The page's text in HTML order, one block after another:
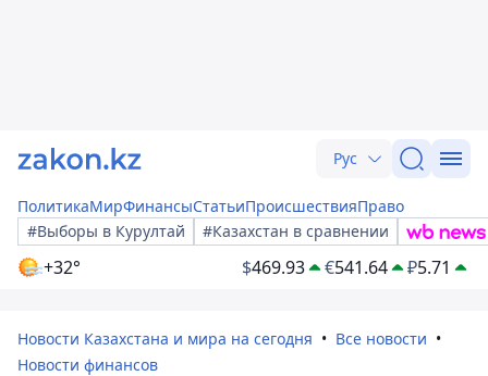
Рус
ПолитикаМирФинансыСтатьиПроисшествияПраво
#Выборы в Курултай
#Казахстан в сравнении
+32° $469.93 €541.64 ₽5.71
Новости Казахстана и мира на сегодня
Все новости
Новости финансов